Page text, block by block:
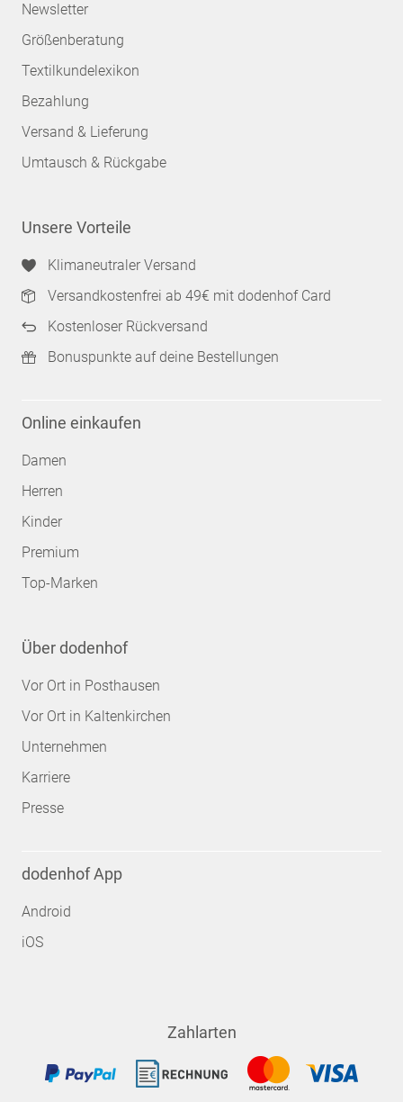
Newsletter
Größenberatung
Textilkundelexikon
Bezahlung
Versand & Lieferung
Umtausch & Rückgabe
Unsere Vorteile
Klimaneutraler Versand
Versandkostenfrei ab 49€ mit dodenhof Card
Kostenloser Rückversand
Bonuspunkte auf deine Bestellungen
Online einkaufen
Damen
Herren
Kinder
Premium
Top-Marken
Über dodenhof
Vor Ort in Posthausen
Vor Ort in Kaltenkirchen
Unternehmen
Karriere
Presse
dodenhof App
Android
iOS
Zahlarten